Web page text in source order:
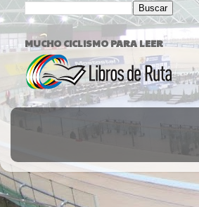
MUCHO CICLISMO PARA LEER